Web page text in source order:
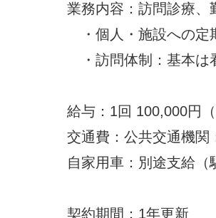
業務内容：訪問診療、
・個人・施設への定
・訪問体制：基本は
給与：1回 100,000円
交通費：公共交通機関
自家用車：別途支給
契約期間：1年更新